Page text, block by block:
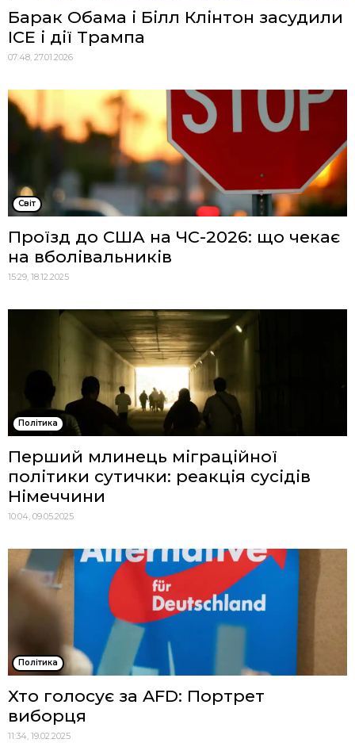
Барак Обама і Білл Клінтон засудили
ICE і дії Трампа
07:48, 27.01.2026
Cвіт
Проїзд до США на ЧС-2026: що чекає
на вболівальників
15:29, 18.12.2025
Політика
Перший млинець міграційної
політики сутички: реакція сусідів
Німеччини
10:04, 09.05.2025
Політика
Хто голосує за AFD: Портрет
виборця
11:34, 19.02.2025